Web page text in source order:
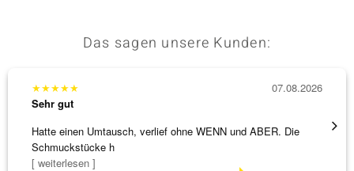
Das sagen unsere Kunden:
★★★★★
Sehr gut
Hatte einen Umtausch, verlief ohne WENN und ABER. Die
Schmuckstücke h
[ weiterlesen ]
07.08.2026
Alles